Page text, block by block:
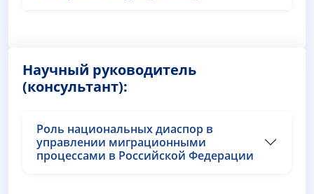
Научный руководитель
(консультант):
Роль национальных диаспор в
управлении миграционными
процессами в Российской Федерации